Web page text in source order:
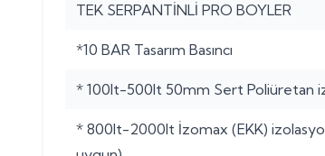
TEK SERPANTİNLİ PRO BOYLER
*10 BAR Tasarım Basıncı
* 100lt-500lt 50mm Sert Poliüretan
* 800lt-2000lt İzomax (EKK)